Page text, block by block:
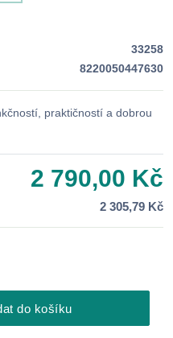
33258
8220050447630
praktičností a dobrou
2 790,00 Kč
2 305,79 Kč
do košíku